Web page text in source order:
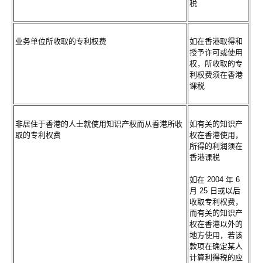
税
业务单位所收取的专利权费
如在香港取得和
授予许可或使用
权，所收取的专
利权费须在香港
课税
非居住于香港的人士就使用知识产权而从香港所收
取的专利权费
如有关的知识产
权在香港使用，
所得的利润须在
香港课税
如在 2004 年 6
月 25 日或以后
收取专利权费，
而有关的知识产
权在香港以外的
地方使用，若该
款项在确定某人
计算利得税的应